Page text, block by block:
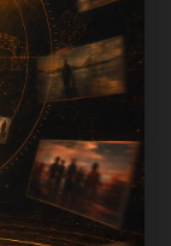
、
，确保页面既